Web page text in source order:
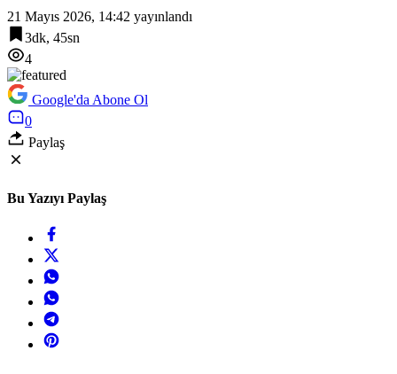
21 Mayıs 2026, 14:42 yayınlandı
3dk, 45sn
4
Google'da Abone Ol
0
Paylaş
Bu Yazıyı Paylaş